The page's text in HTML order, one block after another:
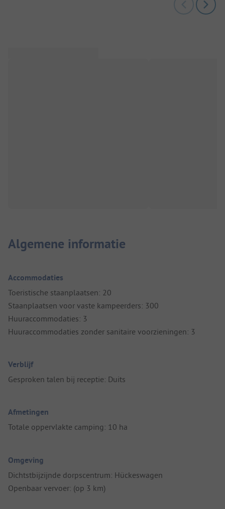
Algemene informatie
Accommodaties
Toeristische staanplaatsen: 20
Staanplaatsen voor vaste kampeerders: 300
Huuraccommodaties: 3
Huuraccommodaties zonder sanitaire voorzieningen: 3
Verblijf
Gesproken talen bij receptie: Duits
Afmetingen
Totale oppervlakte camping: 10 ha
Omgeving
Dichtstbijzijnde dorpscentrum: Hückeswagen
Openbaar vervoer: (op 3 km)